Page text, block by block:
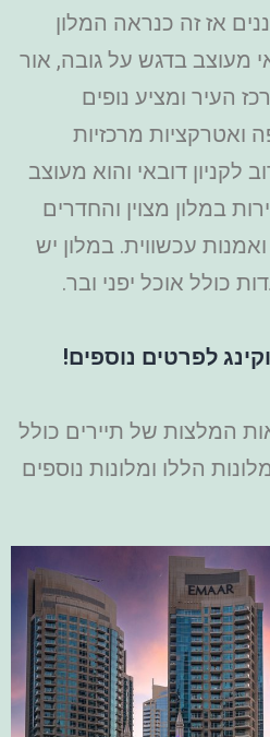
אז זה כנראה המלון
מעוצב בדגש על גובה, אור
העיר ומציע נופים
ואטרקציות מרכזיות
לקניון דובאי והוא מעוצב
במלון מצוין והחדרים
עכשווית. במלון יש
כולל אוכל יפני ובר.
לפרטים נוספים!
המלצות של תיירים כולל
הללו ומלונות נוספים